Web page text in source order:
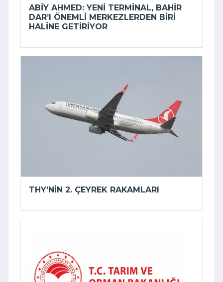
ABIY AHMED: YENI TERMINAL, BAHIR
DAR’I ÖNEMLI MERKEZLERDEN BIRI
HALINE GETIRIYOR
THY'NIN 2. ÇEYREK RAKAMLARI